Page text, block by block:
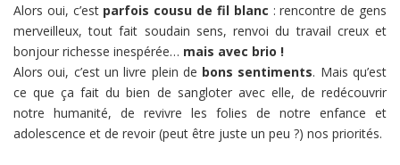
Alors oui, c’est parfois cousu de fil blanc : rencontre de gens
merveilleux, tout fait soudain sens, renvoi du travail creux et
bonjour richesse inespérée… mais avec brio !
Alors oui, c’est un livre plein de bons sentiments. Mais qu’est
ce que ça fait du bien de sangloter avec elle, de redécouvrir
notre humanité, de revivre les folies de notre enfance et
adolescence et de revoir (peut être juste un peu ?) nos priorités.